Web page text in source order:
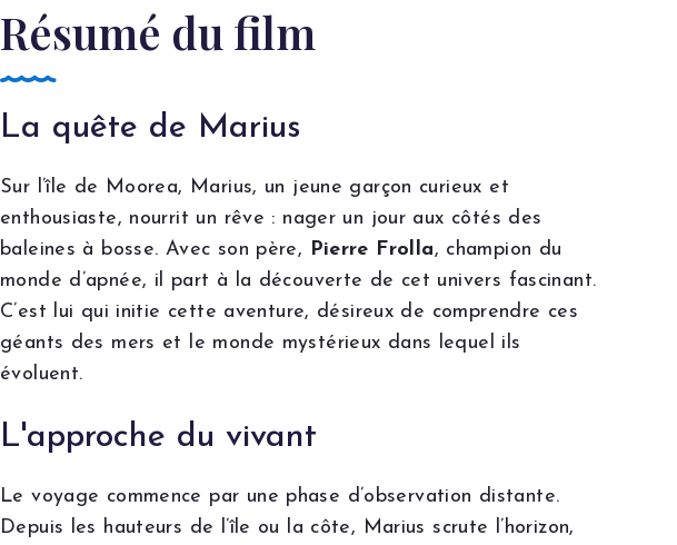
Résumé du film
La quête de Marius
Sur l’île de Moorea, Marius, un jeune garçon curieux et
enthousiaste, nourrit un rêve : nager un jour aux côtés des
baleines à bosse. Avec son père,
Pierre Frolla, champion du
monde d’apnée, il part à la découverte de cet univers fascinant.
C’est lui qui initie cette aventure, désireux de comprendre ces
géants des mers et le monde mystérieux dans lequel ils
évoluent.
L'approche du vivant
Le voyage commence par une phase d’observation distante.
Depuis les hauteurs de l’île ou la côte, Marius scrute l’horizon,